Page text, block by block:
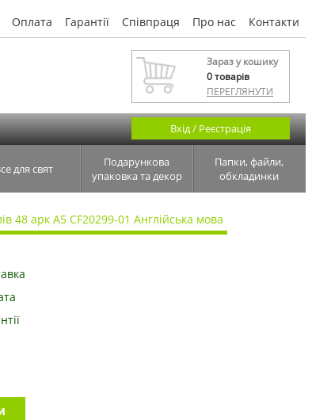
Оплата Гарантії Співпраця Про нас Контакти
Зараз у кошику
0товарів
ПЕРЕГЛЯНУТИ
Вхід / Реєстрація
для свят
Подарункова
упаковка та декор
Папки, файли,
обкладинки
48 арк А5 CF20299-01 Англійська мова